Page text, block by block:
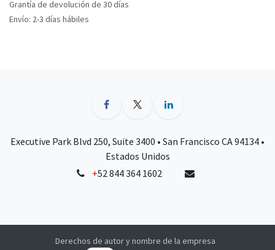
Grantía de devolución de 30 días
Envío: 2-3 días hábiles
Executive Park Blvd 250, Suite 3400 • San Francisco CA 94134 •
Estados Unidos
+52 844 364 1602
Derechos de autor y nombre de la empresa